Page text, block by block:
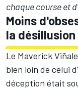
chaque course et
Moins
la désillusion
Le Maverick
bien loin de celui
déception était